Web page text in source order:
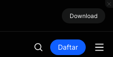
Download
Daftar